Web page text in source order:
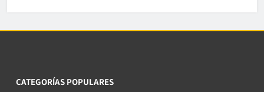
CATEGORÍAS POPULARES